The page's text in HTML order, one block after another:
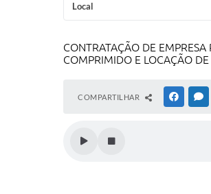
Local
CONTRATAÇÃO DE
COMPRIMIDO E LOCAÇÃO
COMPARTILHAR